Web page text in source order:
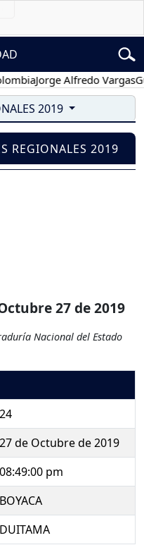
Jorge Alfredo Vargas
2019
REGIONALES 2019
27 de 2019
Nacional del Estado
24
27 de Octubre de 2019
08:49:00 pm
BOYACA
DUITAMA